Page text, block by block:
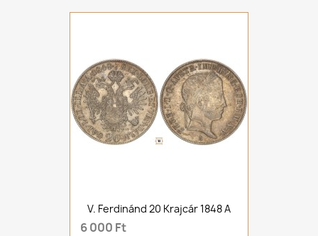
V. Ferdinánd 20 Krajcár 1848 A
6 000 Ft